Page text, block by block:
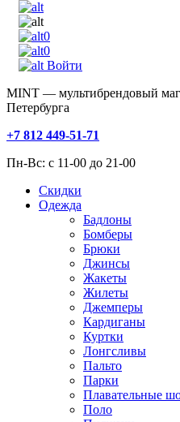
0
0
Войти
MINT — мультибрендовый
Петербурга
+7 812 449-51-71
Пн-Вс: с 11-00 до 21-00
Скидки
Одежда
Бадлоны
Бомберы
Брюки
Джинсы
Жакеты
Жилеты
Джемперы
Кардиганы
Куртки
Лонгсливы
Пальто
Парки
Плавательные
Поло